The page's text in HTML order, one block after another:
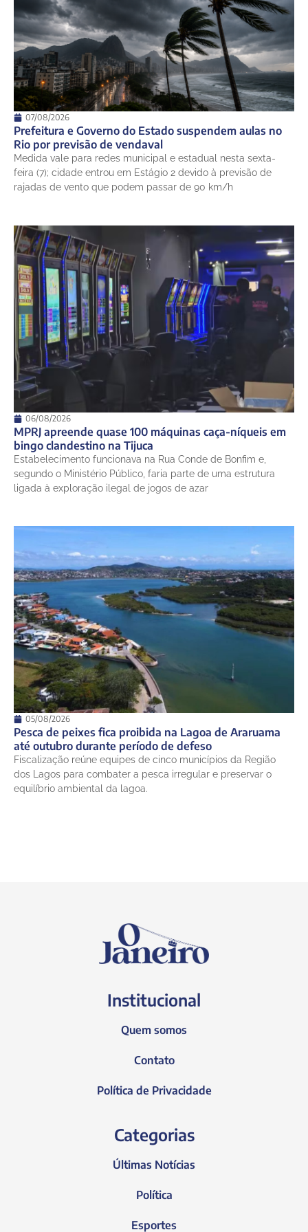
07/08/2026
Prefeitura e Governo do Estado suspendem aulas no
Rio por previsão de vendaval
Medida vale para redes municipal e estadual nesta sexta-
feira (7); cidade entrou em Estágio 2 devido à previsão de
rajadas de vento que podem passar de 90 km/h
06/08/2026
MPRJ apreende quase 100 máquinas caça-níqueis em
bingo clandestino na Tijuca
Estabelecimento funcionava na Rua Conde de Bonfim e,
segundo o Ministério Público, faria parte de uma estrutura
ligada à exploração ilegal de jogos de azar
05/08/2026
Pesca de peixes fica proibida na Lagoa de Araruama
até outubro durante período de defeso
Fiscalização reúne equipes de cinco municípios da Região
dos Lagos para combater a pesca irregular e preservar o
equilíbrio ambiental da lagoa.
Institucional
Quem somos
Contato
Política de Privacidade
Categorias
Últimas Notícias
Política
Esportes